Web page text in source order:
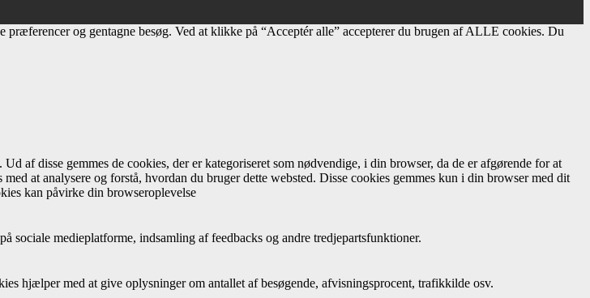
og gentagne besøg. Ved at klikke på “Acceptér alle” accepterer du brugen af ​​ALLE cookies. Du
af disse gemmes de cookies, der er kategoriseret som nødvendige, i din browser, da de er afgørende for at
at analysere og forstå, hvordan du bruger dette websted. Disse cookies gemmes kun i din browser med dit
kan påvirke din browseroplevelse
medieplatforme, indsamling af feedbacks og andre tredjepartsfunktioner.
hjælper med at give oplysninger om antallet af besøgende, afvisningsprocent, trafikkilde osv.